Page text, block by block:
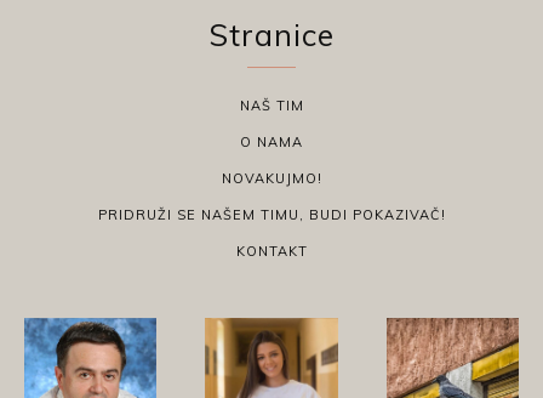
Stranice
NAŠ TIM
O NAMA
NOVAKUJMO!
PRIDRUŽI SE NAŠEM TIMU, BUDI POKAZIVAČ!
KONTAKT